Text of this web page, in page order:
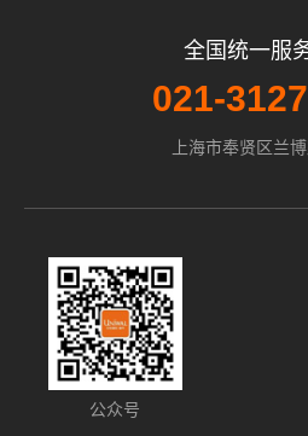
全国统一服
021-
上海市奉贤区兰
公众号